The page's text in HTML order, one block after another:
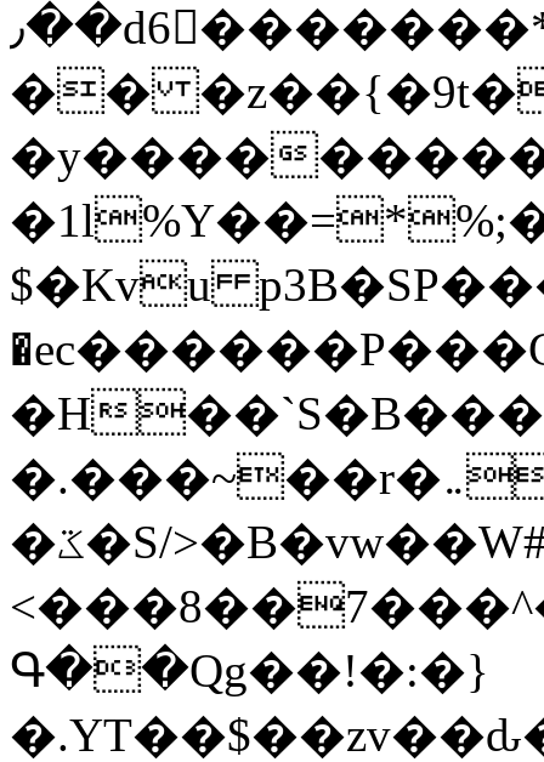
٫��d6򆧇�������*��[|^]oo���NW~zz>�X&�u�=K?
��
�y����
$�Kvu
�H
�.���~��r�޼�}�܅�mؕWu���K}
�ػ�S/>�B�vw��W#�I��*]\W��)Ħ�1��fC}
Գ��Qg��!�:�}